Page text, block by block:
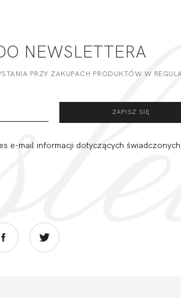
NEWSLETTERA
PRZY ZAKUPACH PRODUKTÓW W
e-mail informacji dotyczących